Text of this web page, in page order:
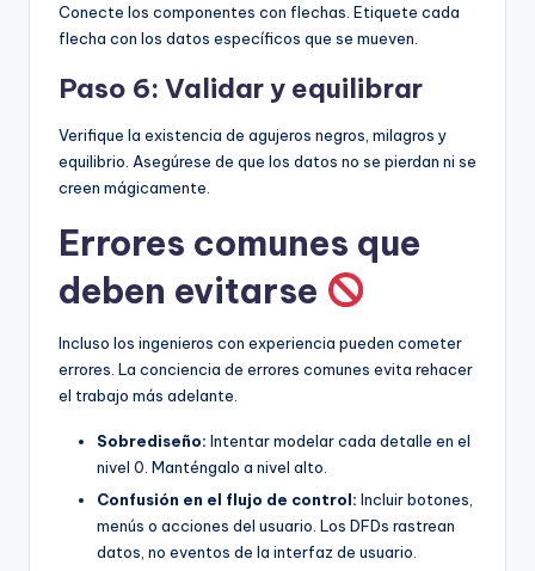
Conecte los componentes con flechas. Etiquete cada
flecha con los datos específicos que se mueven.
Paso 6: Validar y equilibrar
Verifique la existencia de agujeros negros, milagros y
equilibrio. Asegúrese de que los datos no se pierdan ni se
creen mágicamente.
Errores comunes que
deben evitarse
Incluso los ingenieros con experiencia pueden cometer
errores. La conciencia de errores comunes evita rehacer
el trabajo más adelante.
Sobrediseño: Intentar modelar cada detalle en el
nivel 0. Manténgalo a nivel alto.
Confusión en el flujo de control: Incluir botones,
menús o acciones del usuario. Los DFDs rastrean
datos, no eventos de la interfaz de usuario.